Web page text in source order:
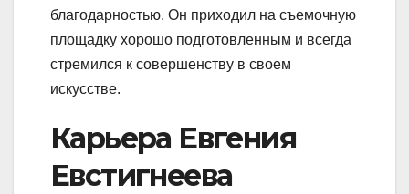
благодарностью. Он приходил на съемочную
площадку хорошо подготовленным и всегда
стремился к совершенству в своем
искусстве.
Карьера Евгения
Евстигнеева